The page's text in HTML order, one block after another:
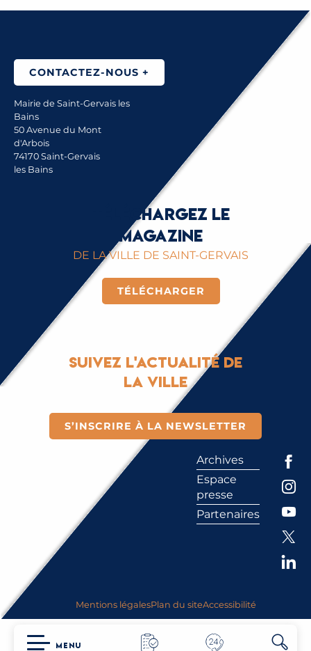
MENU
CONTACTEZ-NOUS +
Mairie de Saint-Gervais les
Bains
50 Avenue du Mont
d'Arbois
74170 Saint-Gervais
les Bains
Téléchargez le
magazine
DE LA VILLE DE SAINT-GERVAIS
TÉLÉCHARGER
Suivez l'actualité de
la ville
S’INSCRIRE À LA NEWSLETTER
Archives
Espace
presse
Partenaires
Mentions légalesPlan du siteAccessibilité